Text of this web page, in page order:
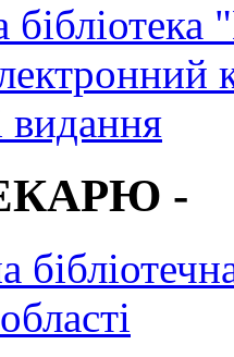
видання
-